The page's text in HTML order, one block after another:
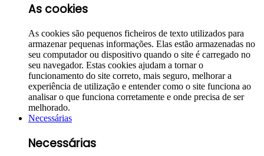
As cookies
As cookies são pequenos ficheiros de texto utilizados para
armazenar pequenas informações. Elas estão armazenadas no
seu computador ou dispositivo quando o site é carregado no
seu navegador. Estas cookies ajudam a tornar o
funcionamento do site correto, mais seguro, melhorar a
experiência de utilização e entender como o site funciona ao
analisar o que funciona corretamente e onde precisa de ser
melhorado.
Necessárias
Necessárias